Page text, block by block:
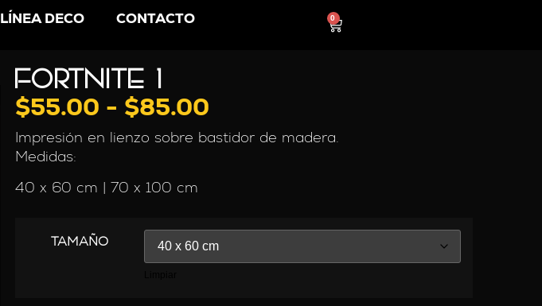
LÍNEA DECO CONTACTO 0
FORTNITE 1
$55.00 - $85.00
Impresión en lienzo sobre bastidor de madera.
Medidas:
40 x 60 cm | 70 x 100 cm
TAMAÑO